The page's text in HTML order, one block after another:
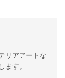
リアアートな
す。